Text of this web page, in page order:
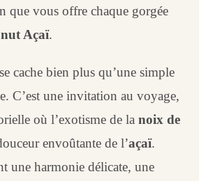
que vous offre chaque gorgée
Açaï.
cache bien plus qu’une simple
C’est une invitation au voyage,
où l’exotisme de lanoix de
envoûtante de l’açaï.
une harmonie délicate, une